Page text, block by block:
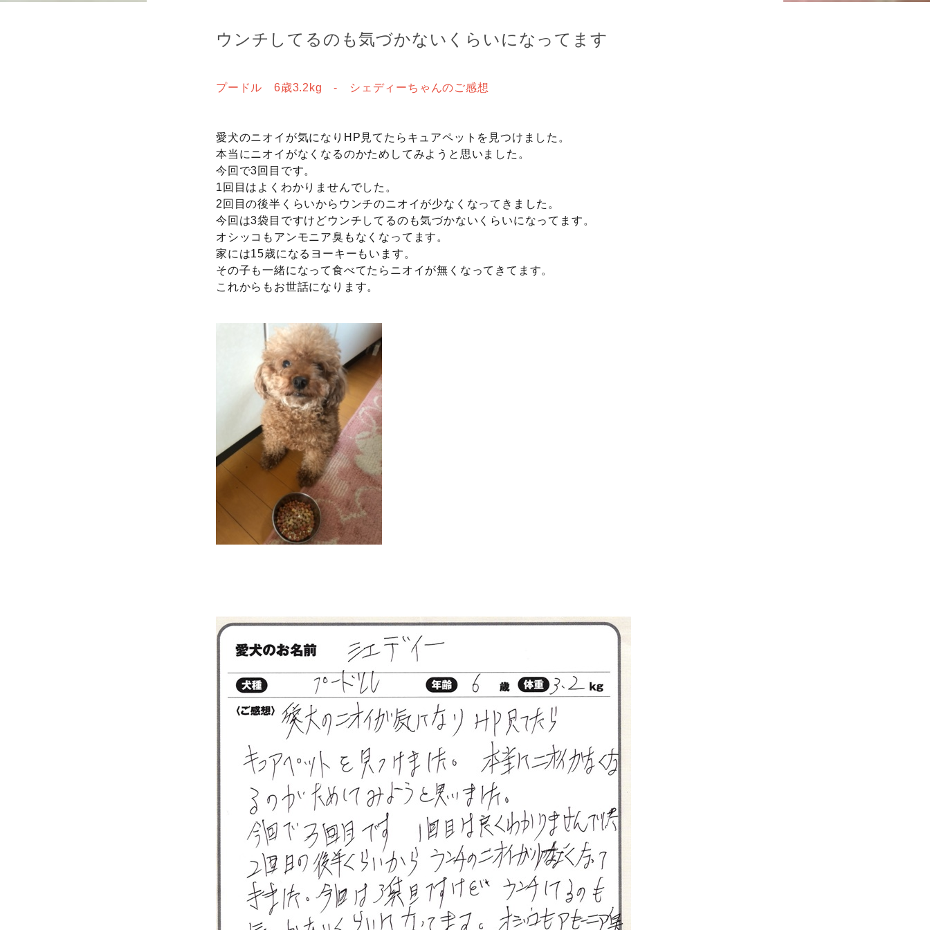
ウンチしてるのも気づかないくらいになってます
プードル 6歳3.2kg - シェディーちゃんのご感想
愛犬のニオイが気になりHP見てたらキュアペットを見つけました。
本当にニオイがなくなるのかためしてみようと思いました。
今回で3回目です。
1回目はよくわかりませんでした。
2回目の後半くらいからウンチのニオイが少なくなってきました。
今回は3袋目ですけどウンチしてるのも気づかないくらいになってます。
オシッコもアンモニア臭もなくなってます。
家には15歳になるヨーキーもいます。
その子も一緒になって食べてたらニオイが無くなってきてます。
これからもお世話になります。